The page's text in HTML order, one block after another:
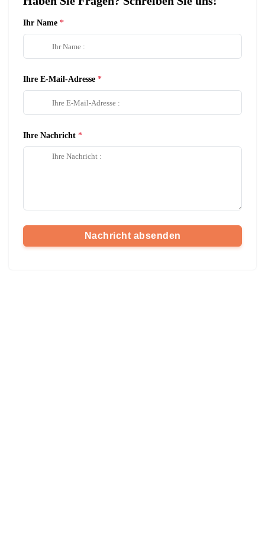
Ihr Name
Ihre E-Mail-Adresse
Ihre Nachricht
Nachricht absenden